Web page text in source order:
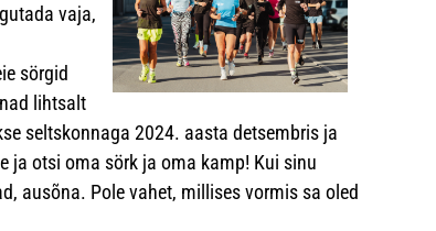
vaja,
sörgid
lihtsalt
seltskonnaga 2024. aasta detsembris ja
ja otsi oma sörk ja oma kamp! Kui sinu
ausõna. Pole vahet, millises vormis sa oled